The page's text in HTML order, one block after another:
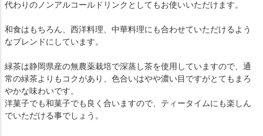
代わりのノンアルコールドリンクとしてもお使いいただけます。
和食はもちろん、西洋料理、中華料理にも合わせていただけるよう
なブレンドにしています。
緑茶は静岡県産の無農薬栽培で深蒸し茶を使用していますので、通
常の緑茶よりもコクがあり、色合いはやや濃い目ですがとてもまろ
やかな味わいです。
洋菓子でも和菓子でも良く合いますので、ティータイムにも楽しん
でいただける事でしょう。